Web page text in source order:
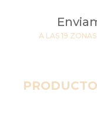
A LAS 19